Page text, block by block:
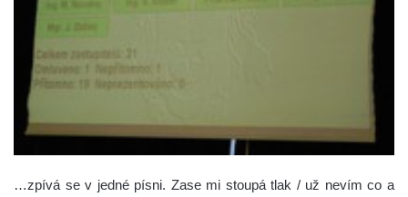
…zpívá se v jedné písni. Zase mi stoupá tlak / už nevím co a